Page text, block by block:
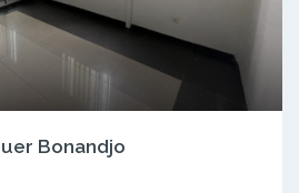
Bonandjo